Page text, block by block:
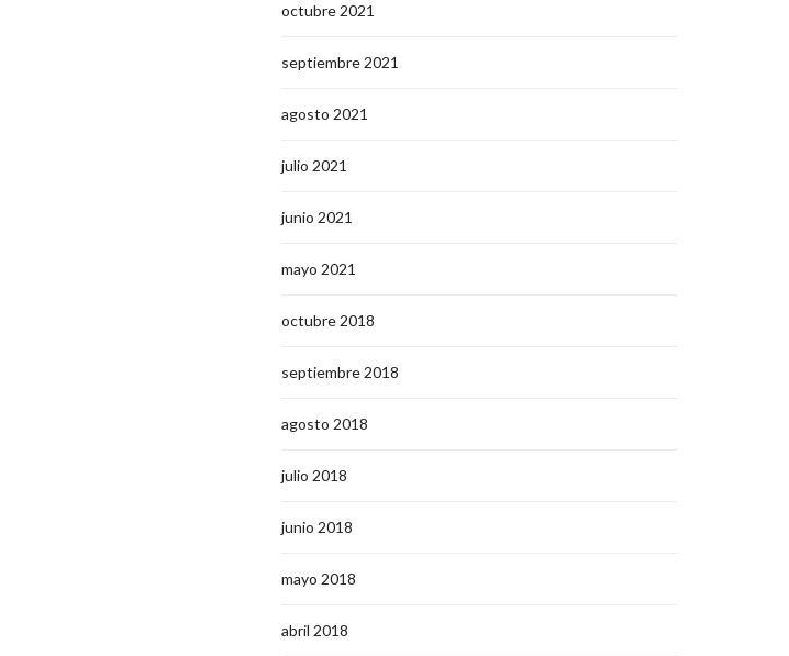
octubre 2021
septiembre 2021
agosto 2021
julio 2021
junio 2021
mayo 2021
octubre 2018
septiembre 2018
agosto 2018
julio 2018
junio 2018
mayo 2018
abril 2018